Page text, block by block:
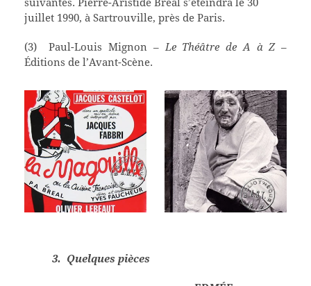
juillet 1990, à Sartrouville, près de Paris.
(3) Paul-Louis Mignon – Le Théâtre de A à Z–
Éditions de l’Avant-Scène.
3. Quelques pièces